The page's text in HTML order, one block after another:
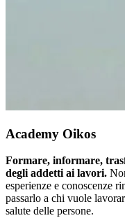
Academy Oikos
Formare, informare,
degli addetti ai lavori.
esperienze e conoscenze
passarlo a chi vuole
salute delle persone.